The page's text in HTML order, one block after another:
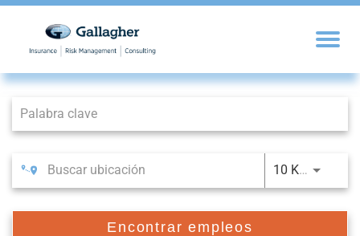
Job Search Page
10 KM
Encontrar empleos